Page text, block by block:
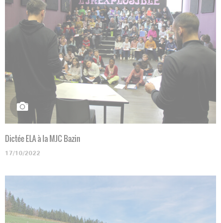
Dictée ELA à la MJC Bazin
17/10/2022